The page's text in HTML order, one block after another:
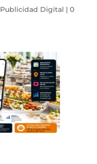
Publicidad Digital | 0